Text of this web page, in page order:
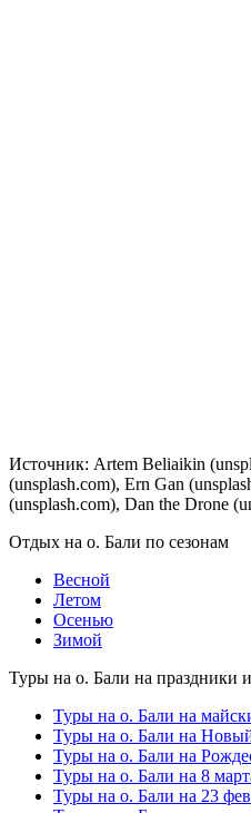
Источник: Artem Beliaikin
(unsplash.com), Ern Gan
(unsplash.com), Dan the Drone
Отдых на о. Бали по сезонам
Весной
Летом
Осенью
Зимой
Туры на о. Бали на праздники
Туры на о. Бали на
Туры на о. Бали на
Туры на о. Бали на
Туры на о. Бали на 8
Туры на о. Бали на 23